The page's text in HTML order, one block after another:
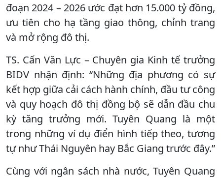
đoạn 2024 – 2026 ước đạt hơn 15.000 tỷ đồng,
ưu tiên cho hạ tầng giao thông, chỉnh trang
và mở rộng đô thị.
TS. Cấn Văn Lực – Chuyên gia Kinh tế trưởng
BIDV nhận định: “Những địa phương có sự
kết hợp giữa cải cách hành chính, đầu tư công
và quy hoạch đô thị đồng bộ sẽ dẫn đầu chu
kỳ tăng trưởng mới. Tuyên Quang là một
trong những ví dụ điển hình tiếp theo, tương
tự như Thái Nguyên hay Bắc Giang trước đây.”
Cùng với ngân sách nhà nước, Tuyên Quang